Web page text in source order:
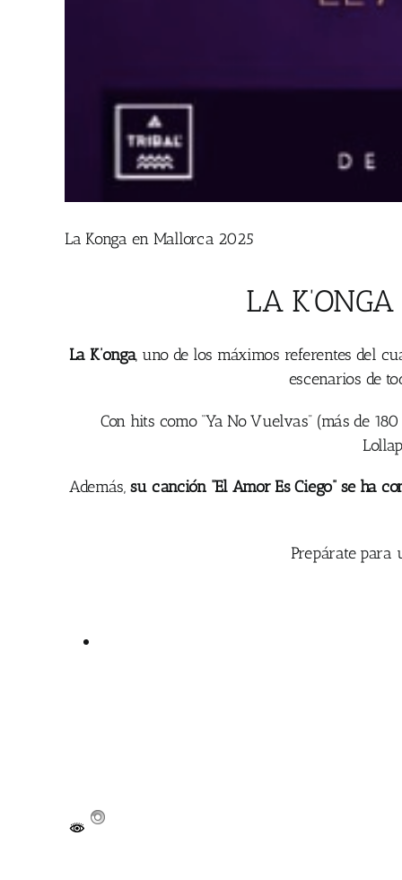
La Konga en Mallorca 2025
LA
La K’onga, uno de los máximos referentes del
escenarios de
Con hits como “Ya No Vuelvas” (más de
Además, su canción “El Amor Es Ciego” se ha
Prepárate para